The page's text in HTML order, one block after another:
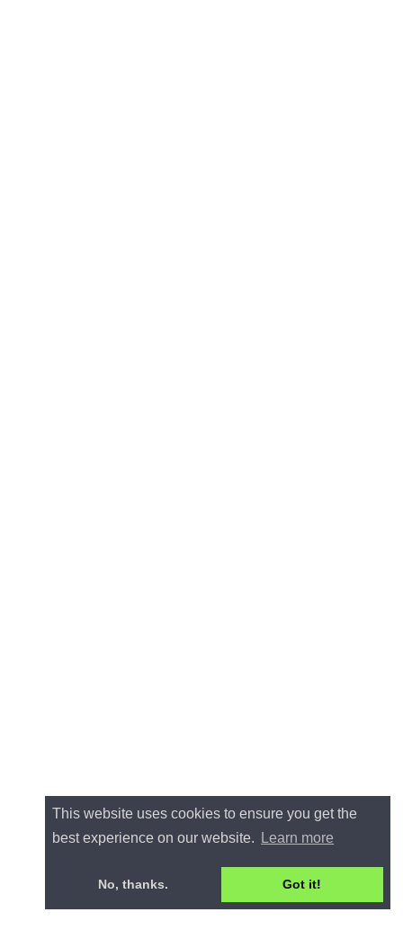
This website uses cookies to ensure you get the
best experience on our website.
Learn more
No, thanks. Got it!